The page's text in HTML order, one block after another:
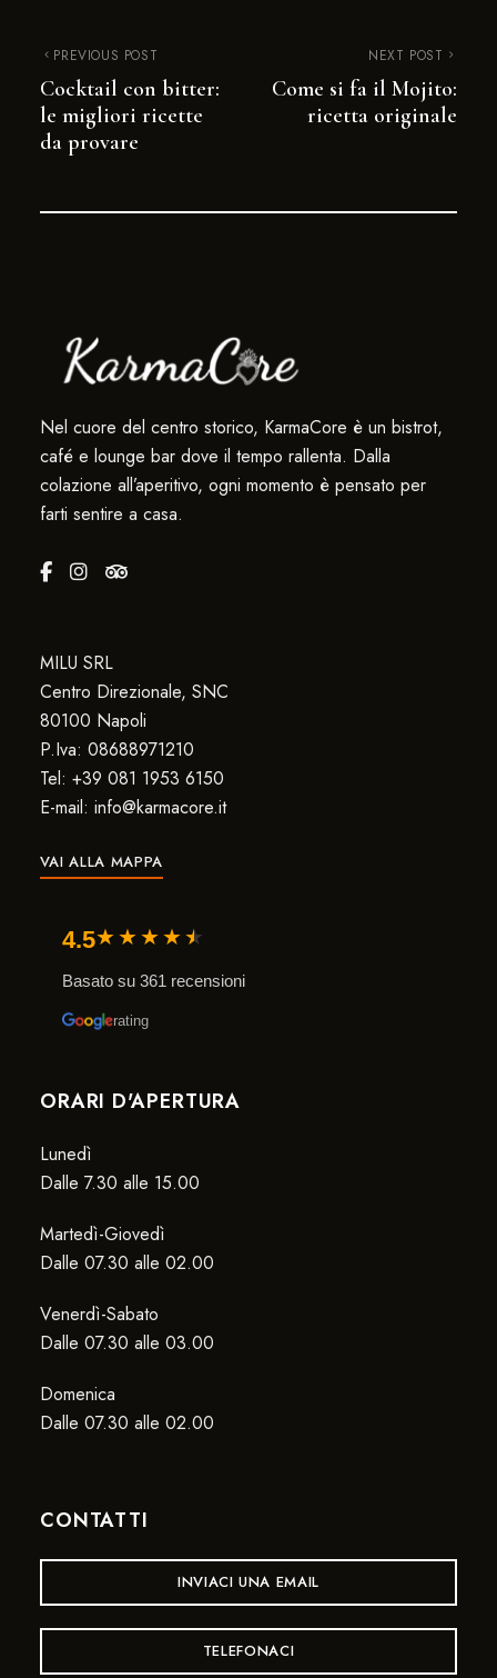
PREVIOUS POST
Cocktail con bitter:
le migliori ricette
da provare
NEXT POST
Come si fa il Mojito:
ricetta originale
Nel cuore del centro storico, KarmaCore è un bistrot,
café e lounge bar dove il tempo rallenta. Dalla
colazione all’aperitivo, ogni momento è pensato per
farti sentire a casa.
MILU SRL
Centro Direzionale, SNC
80100 Napoli
P.Iva: 08688971210
Tel: +39 081 1953 6150
E-mail: info@karmacore.it
VAI ALLA MAPPA
4.5★★★★★
Basato su 361 recensioni
rating
ORARI D'APERTURA
Lunedì
Dalle 7.30 alle 15.00
Martedì-Giovedì
Dalle 07.30 alle 02.00
Venerdì-Sabato
Dalle 07.30 alle 03.00
Domenica
Dalle 07.30 alle 02.00
CONTATTI
INVIACI UNA EMAIL
TELEFONACI